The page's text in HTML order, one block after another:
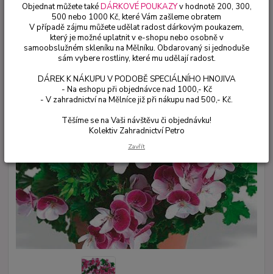
Objednat můžete takéDÁRKOVÉ POUKAZYv hodnotě 200, 300,
500 nebo 1000 Kč, které Vám zašleme obratem
V případě zájmu můžete udělat radost dárkovým poukazem,
který je možné uplatnit v e-shopu nebo osobně v
samoobslužném skleníku na Mělníku. Obdarovaný si jednoduše
sám vybere rostliny, které mu udělají radost.
DÁREK K NÁKUPU V PODOBĚ SPECIÁLNÍHO HNOJIVA
- Na eshopu při objednávce nad 1000,- Kč
- V zahradnictví na Mělníce již při nákupu nad 500,- Kč.
Těšíme se na Vaši návštěvu či objednávku!
Kolektiv Zahradnictví Petro
Zavřít